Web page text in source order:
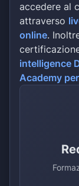
accedere al
attraverso
online.
intelligence
Academy